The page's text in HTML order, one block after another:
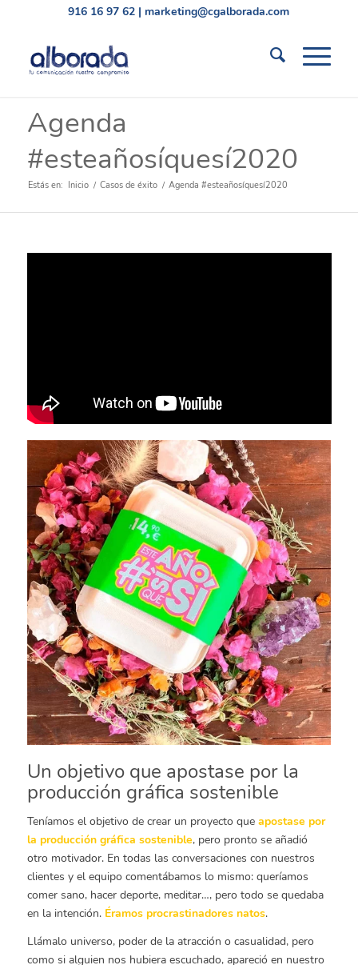
916 16 97 62 | marketing@cgalborada.com
Agenda
#esteañosíquesí2020
Estás en: Inicio / Casos de éxito / Agenda #esteañosíquesí2020
Un objetivo que apostase por la
producción gráfica sostenible
Teníamos el objetivo de crear un proyecto queapostase por
la producción gráfica sostenible, pero pronto se añadió
otro motivador. En todas las conversaciones con nuestros
clientes y el equipo comentábamos lo mismo: queríamos
comer sano, hacer deporte, meditar…, pero todo se quedaba
en la intención. Éramos procrastinadores natos.
Llámalo universo, poder de la atracción o casualidad, pero
como si alguien nos hubiera escuchado, apareció en nuestro